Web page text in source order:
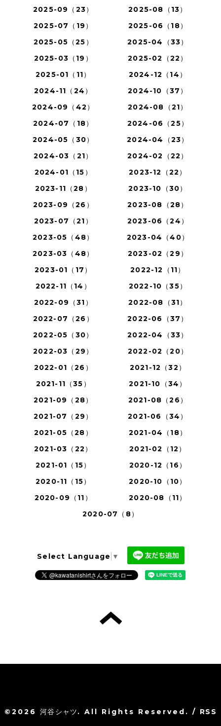
2025-09（23）
2025-08（13）
2025-07（19）
2025-06（18）
2025-05（25）
2025-04（33）
2025-03（19）
2025-02（22）
2025-01（11）
2024-12（14）
2024-11（24）
2024-10（37）
2024-09（42）
2024-08（21）
2024-07（18）
2024-06（25）
2024-05（30）
2024-04（23）
2024-03（21）
2024-02（22）
2024-01（15）
2023-12（22）
2023-11（28）
2023-10（30）
2023-09（26）
2023-08（28）
2023-07（21）
2023-06（24）
2023-05（48）
2023-04（40）
2023-03（48）
2023-02（29）
2023-01（17）
2022-12（11）
2022-11（14）
2022-10（35）
2022-09（31）
2022-08（31）
2022-07（26）
2022-06（37）
2022-05（30）
2022-04（33）
2022-03（29）
2022-02（20）
2022-01（26）
2021-12（32）
2021-11（35）
2021-10（34）
2021-09（28）
2021-08（26）
2021-07（29）
2021-06（34）
2021-05（28）
2021-04（18）
2021-03（22）
2021-02（12）
2021-01（15）
2020-12（16）
2020-11（15）
2020-10（10）
2020-09（11）
2020-08（11）
2020-07（8）
Select Language ▼
©2026河谷シャツ. All Rights Reserved. / RSS